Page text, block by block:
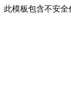
此模板包含不安全